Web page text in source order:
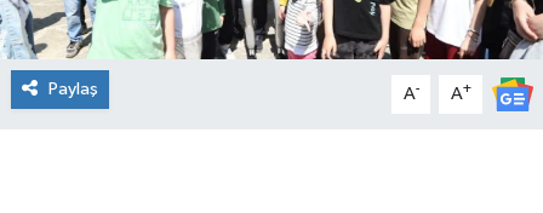
Paylaş A- A+